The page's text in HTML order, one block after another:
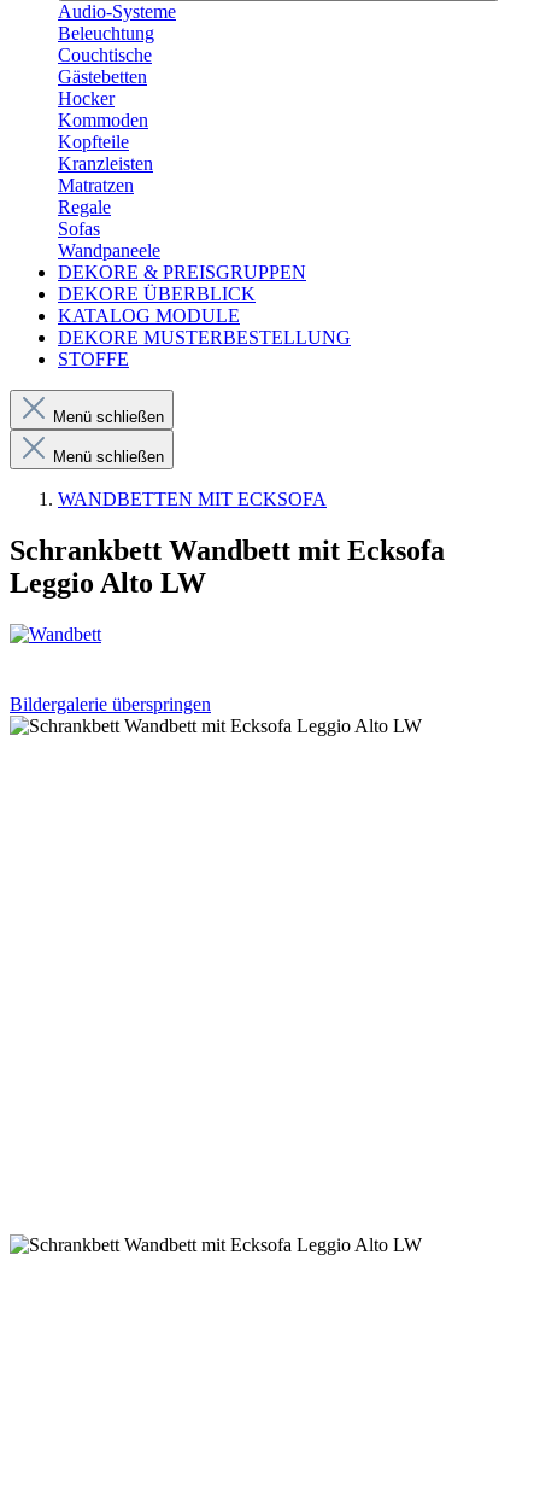
Audio-Systeme
Beleuchtung
Couchtische
Gästebetten
Hocker
Kommoden
Kopfteile
Kranzleisten
Matratzen
Regale
Sofas
Wandpaneele
DEKORE & PREISGRUPPEN
DEKORE ÜBERBLICK
KATALOG MODULE
DEKORE MUSTERBESTELLUNG
STOFFE
Menü schließen
Menü schließen
WANDBETTEN MIT ECKSOFA
Schrankbett Wandbett mit Ecksofa
Leggio Alto LW
Bildergalerie überspringen